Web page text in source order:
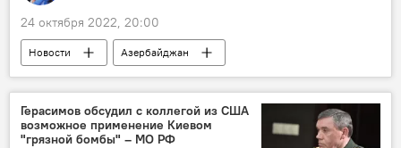
24 октября 2022, 20:00
Новости
Азербайджан
конкурс красоты
Великобритания
Косметика
Герасимов обсудил с коллегой из США
возможное применение Киевом
"грязной бомбы" – МО РФ